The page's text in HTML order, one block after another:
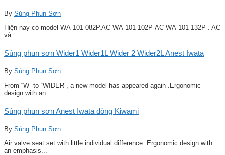
By Súng Phun Sơn
Hiện nay có model WA-101-082P.AC WA-101-102P-AC WA-101-132P . AC
và...
Súng phun sơn Wider1 Wider1L Wider 2 Wider2L Anest Iwata
By Súng Phun Sơn
From “W” to “WIDER”, a new model has appeared again .Ergonomic
design with an...
Súng phun sơn Anest Iwata dòng Kiwami
By Súng Phun Sơn
Air valve seat set with little individual difference .Ergonomic design with
an emphasis...